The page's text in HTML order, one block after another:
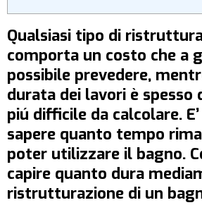
Qualsiasi tipo di
comporta un costo che a
possibile prevedere,
durata dei lavori è spesso
piú difficile da calcolare.
sapere quanto tempo
poter utilizzare il bagno.
capire quanto dura
ristrutturazione di un